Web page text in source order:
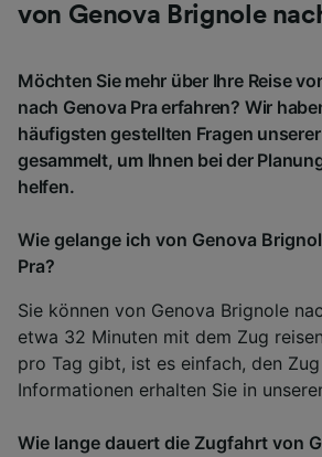
von Genova Brignole
Möchten Sie mehr über Ihre Reise
nach Genova Pra erfahren? Wir
häufigsten gestellten Fragen
gesammelt, um Ihnen bei der
helfen.
Wie gelange ich von Genova
Pra?
Sie können von Genova Brignole
etwa 32 Minuten mit dem Zug
pro Tag gibt, ist es einfach, den
Informationen erhalten Sie in
Wie lange dauert die Zugfahrt von